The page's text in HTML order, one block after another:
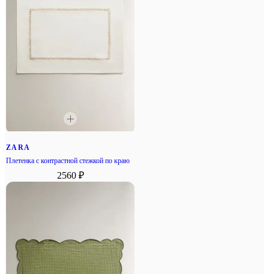
ZARA
Плетенка с контрастной стежкой по краю
2560 ₽